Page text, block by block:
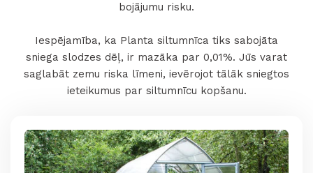
bojājumu risku.
Iespējamība, ka Planta siltumnīca tiks sabojāta
sniega slodzes dēļ, ir mazāka par 0,01%. Jūs varat
saglabāt zemu riska līmeni, ievērojot tālāk sniegtos
ieteikumus par siltumnīcu kopšanu.